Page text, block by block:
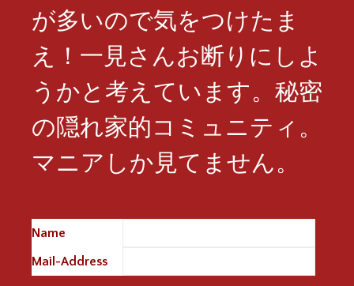
が多いので気をつけたま
え！一見さんお断りにしよ
うかと考えています。秘密
の隠れ家的コミュニティ。
マニアしか見てません。
Name
Mail-Address